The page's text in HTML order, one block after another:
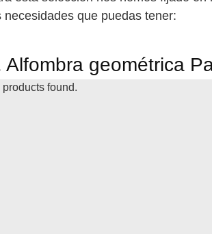
necesidades que puedas tener:
Alfombra geométrica
products found.